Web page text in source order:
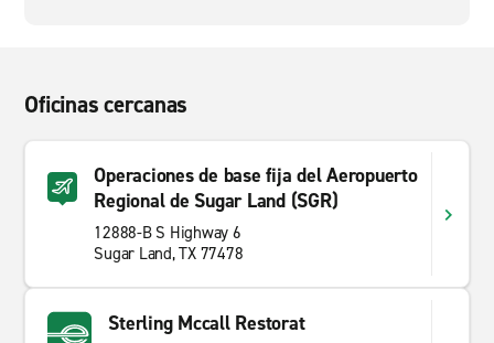
Oficinas cercanas
Operaciones de base fija del Aeropuerto
Regional de Sugar Land (SGR)
12888-B S Highway 6
Sugar Land, TX 77478
Sterling Mccall Restorat